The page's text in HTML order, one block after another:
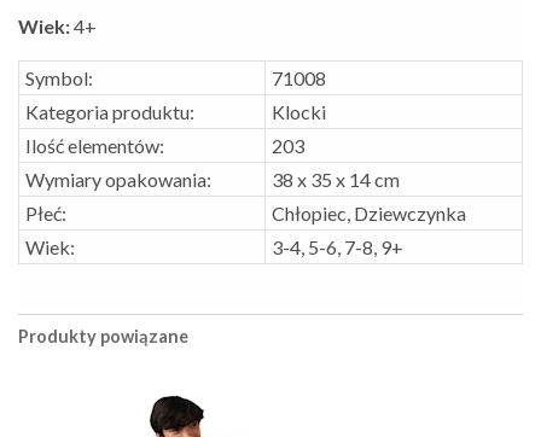
Wiek:4+
Symbol:
71008
Kategoria produktu:
Klocki
Ilość elementów:
203
Wymiary opakowania:
38 x 35 x 14 cm
Płeć:
Chłopiec, Dziewczynka
Wiek:
3-4, 5-6, 7-8, 9+
Produkty powiązane